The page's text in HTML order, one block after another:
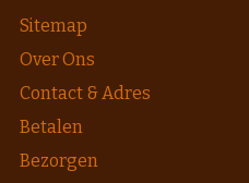
Sitemap
Over Ons
Contact & Adres
Betalen
Bezorgen